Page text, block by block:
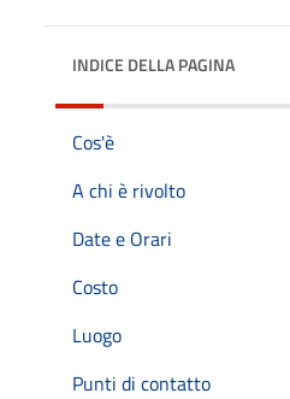
INDICE DELLA PAGINA
Cos'è
A chi è rivolto
Date e Orari
Costo
Luogo
Punti di contatto